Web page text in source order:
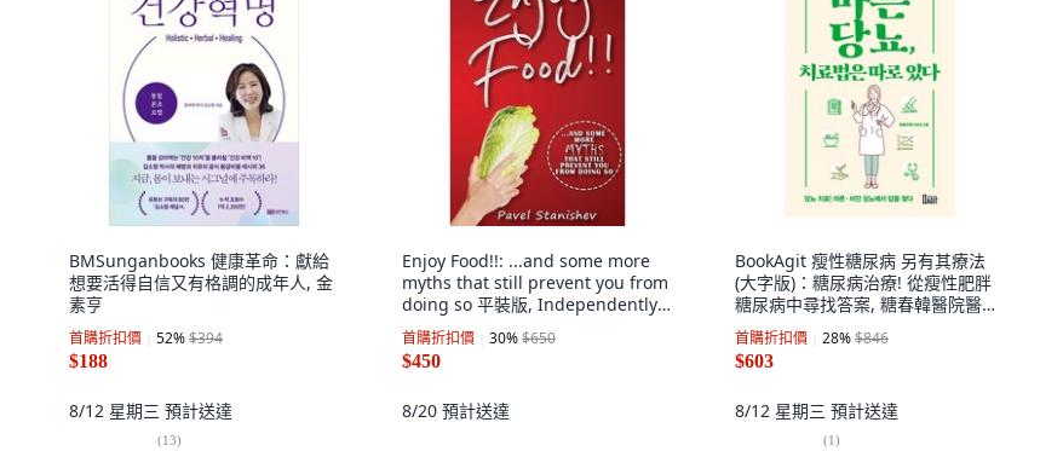
BMSunganbooks 健康革命：獻給
想要活得自信又有格調的成年人, 金
素亨
首購折扣價 52%$394
$188
8/12 星期三 預計送達
(13)
Enjoy Food!!: ...and some more
myths that still prevent you from
doing so 平裝版, Independently
Published, 英語
首購折扣價 30%$650
$450
8/20 預計送達
BookAgit 瘦性糖尿病 另有其療法
(大字版)：糖尿病治療! 從瘦性肥胖
糖尿病中尋找答案, 糖春韓醫院醫療
團隊
首購折扣價 28%$846
$603
8/12 星期三 預計送達
(1)